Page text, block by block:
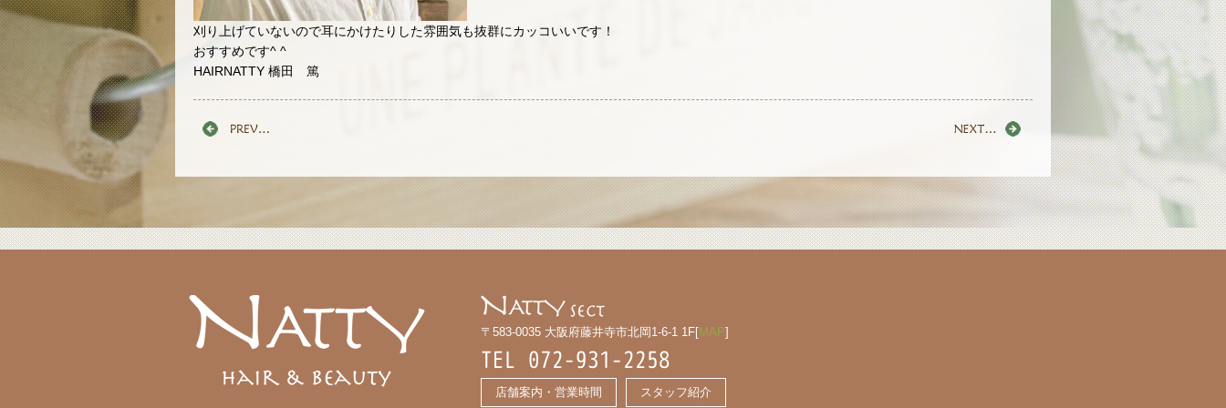
刈り上げていないので耳にかけたりした雰囲気も抜群にカッコいいです！
おすすめです^ ^
HAIRNATTY 橋田 篤
〒583-0035 大阪府藤井寺市北岡1-6-1 1F[MAP]
TEL 072-931-2258
店舗案内・営業時間 スタッフ紹介